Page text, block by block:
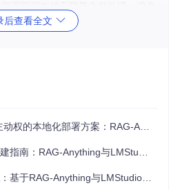
务模式带来的成本失控风险
：脱离互联网环境仍能保持核心功能
系统架构，展示与LMStudio集成的
：从环境准备到服务运行
心依赖：
后查看全文
化部署方案：RAG-Anything与LMStudio集成指南
：RAG-Anything与LMStudio协同方案
Anything与LMStudio的企业级解决方案